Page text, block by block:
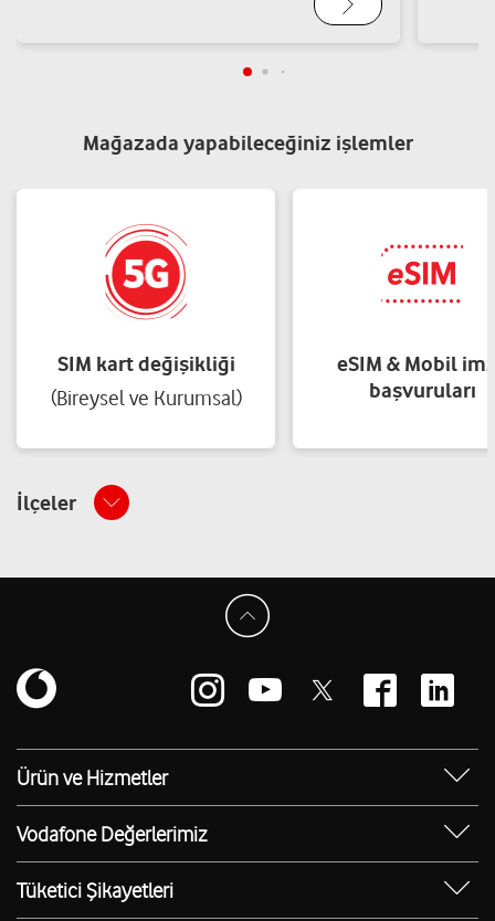
Mağazada yapabileceğiniz işlemler
SIM kart değişikliği
(Bireysel ve Kurumsal)
eSIM & Mobil
başvuruları
İlçeler
Ürün ve Hizmetler
Yanımda Uygulaması
Vodafone 4.5G
Ürünler
Toptan
Vodafone Değerlerimiz
Sosyal Destek
Erişilebilir Mağazalar
Tüketici Şikayetleri
Şikayet Talebi Oluşturma/Takibi